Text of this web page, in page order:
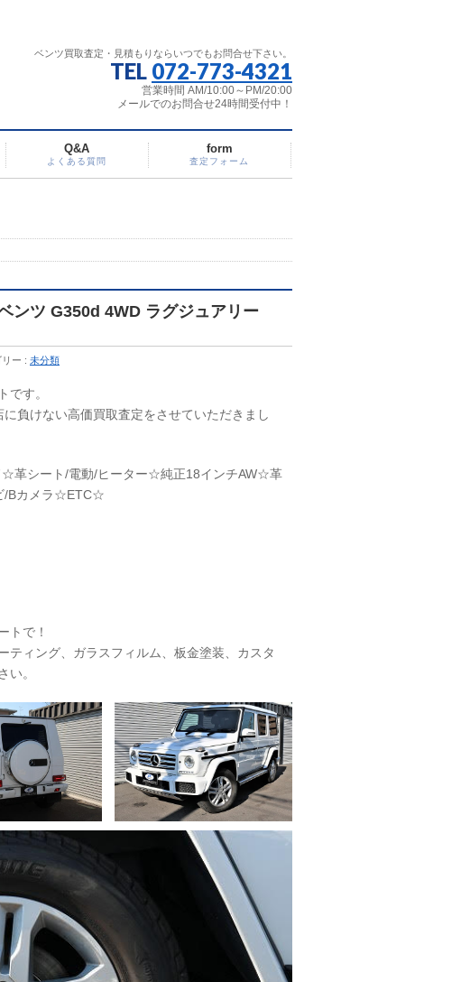
ベンツ買取査定・見積もりならいつでもお問合せ下さい。
TEL 072-773-4321
営業時間 AM/10:00～PM/20:00
メールでのお問合せ24時間受付中！
Q&A
よくある質問
form
査定フォーム
ンツ G350d 4WD ラグジュアリー
ー : 未分類
です。
負けない高価買取査定をさせていただきまし
革シート/電動/ヒーター☆純正18インチAW☆革
/Bカメラ☆ETC☆
トで！
ティング、ガラスフィルム、板金塗装、カスタ
い。